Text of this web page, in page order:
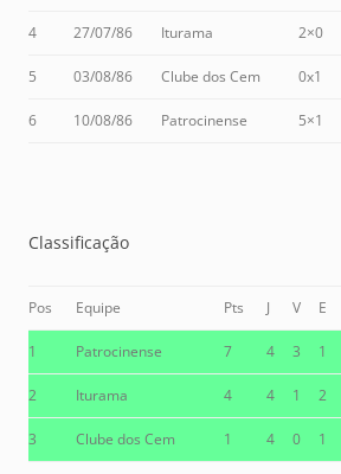
4 27/07/86 Iturama 2×0
5 03/08/86 Clube dos Cem 0x1
6 10/08/86 Patrocinense 5×1
Classificação
Pos Equipe Pts J V E
1 Patrocinense 7 4 3 1
2 Iturama 4 4 1 2
3 Clube dos Cem 1 4 0 1